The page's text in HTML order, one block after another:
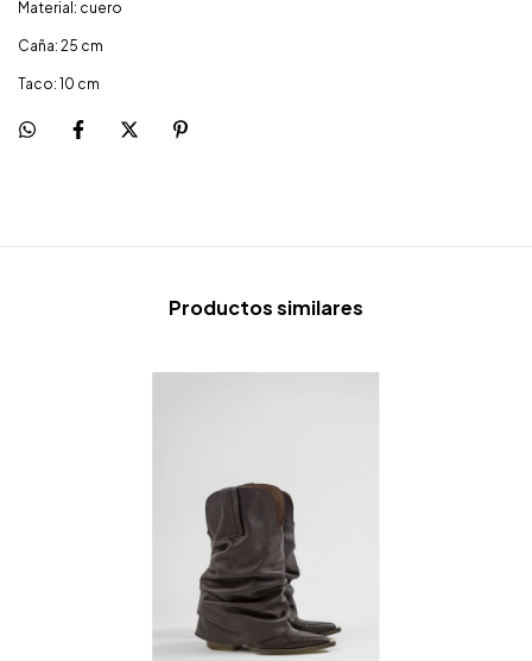
Material: cuero
Caña: 25 cm
Taco: 10 cm
Productos similares